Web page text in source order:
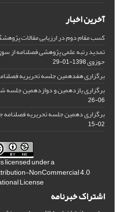
آخرین اخبار
کسب مقام دوم در ارزیابی مقالات
تمدید رتبه علمی پژوهشی فصلنامه از
حوزوی1398-01-29
برگزاری هفدهمین جلسه تحریریه
برگزاری یازدهمین و دوازدهمین جلسه
06-26
برگزاری دهمین جلسه تحریریه
02-15
licensed under a
NonCommercial 4.0
License
اشتراک خبرنامه